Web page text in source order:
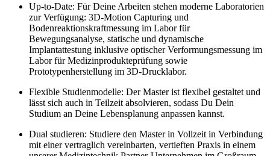
Up-to-Date: Für Deine Arbeiten stehen moderne Laboratorien
zur Verfügung: 3D-Motion Capturing und
Bodenreaktionskraftmessung im Labor für
Bewegungsanalyse, statische und dynamische
Implantattestung inklusive optischer Verformungsmessung im
Labor für Medizinprodukteprüfung sowie
Prototypenherstellung im 3D-Drucklabor.
Flexible Studienmodelle: Der Master ist flexibel gestaltet und
lässt sich auch in Teilzeit absolvieren, sodass Du Dein
Studium an Deine Lebensplanung anpassen kannst.
Dual studieren: Studiere den Master in Vollzeit in Verbindung
mit einer vertraglich vereinbarten, vertieften Praxis in einem